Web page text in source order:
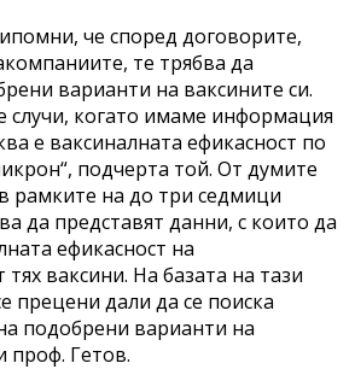
че според договорите,
те трябва да
варианти на ваксините си.
случи, когато имаме информация
е ваксиналната ефикасност по
подчерта той. От думите
рамките на до три седмици
да представят данни, с които да
ефикасност на
ваксини. На базата на тази
прецени дали да се поиска
подобрени варианти на
проф. Гетов.